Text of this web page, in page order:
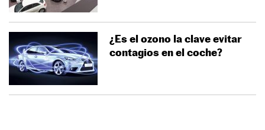
¿Es el ozono la clave evitar
contagios en el coche?